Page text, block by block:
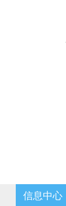
信息中心